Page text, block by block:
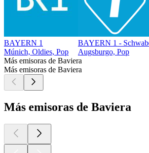
BAYERN 1
Múnich, Oldies, Pop
BAYERN 1 -
Augsburgo, Pop
Más emisoras de Baviera
Más emisoras de Baviera
Más emisoras de Baviera